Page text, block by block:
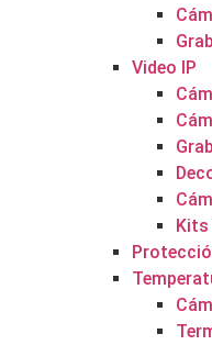
Video IP
Kits